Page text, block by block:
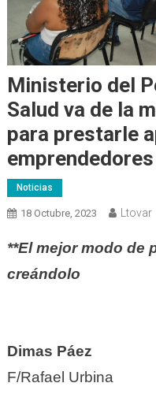
Ministerio del
Salud va de la
para prestarle
emprendedores
Noticias
18 Octubre, 2023 Ltovar
**El mejor modo de
creándolo
Dimas Páez
F/Rafael Urbina